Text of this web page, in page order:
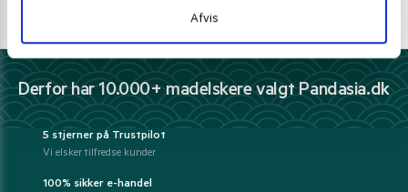
Afvis
Derfor har 10.000+ madelskere valgt Pandasia.dk
5 stjerner på Trustpilot
Vi elsker tilfredse kunder
100% sikker e-handel